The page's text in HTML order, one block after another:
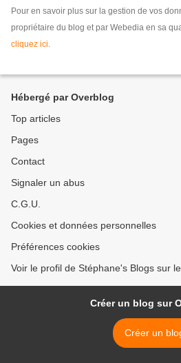
Pour en savoir plus sur la gestion de vos
propriétaire du blog et par Webedia en sa
cliquez ici.
Hébergé par Overblog
Top articles
Pages
Contact
Signaler un abus
C.G.U.
Cookies et données personnelles
Préférences cookies
Voir le profil de Stéphane's Blogs sur
Créer un blog sur
Créer un